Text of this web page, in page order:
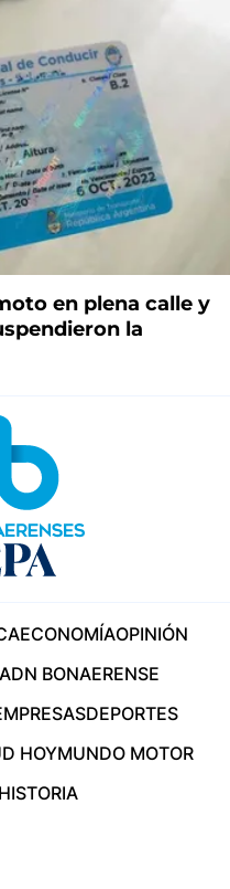
en plena calle y
la
ECONOMÍAOPINIÓN
BONAERENSE
DEPORTES
HOYMUNDO MOTOR